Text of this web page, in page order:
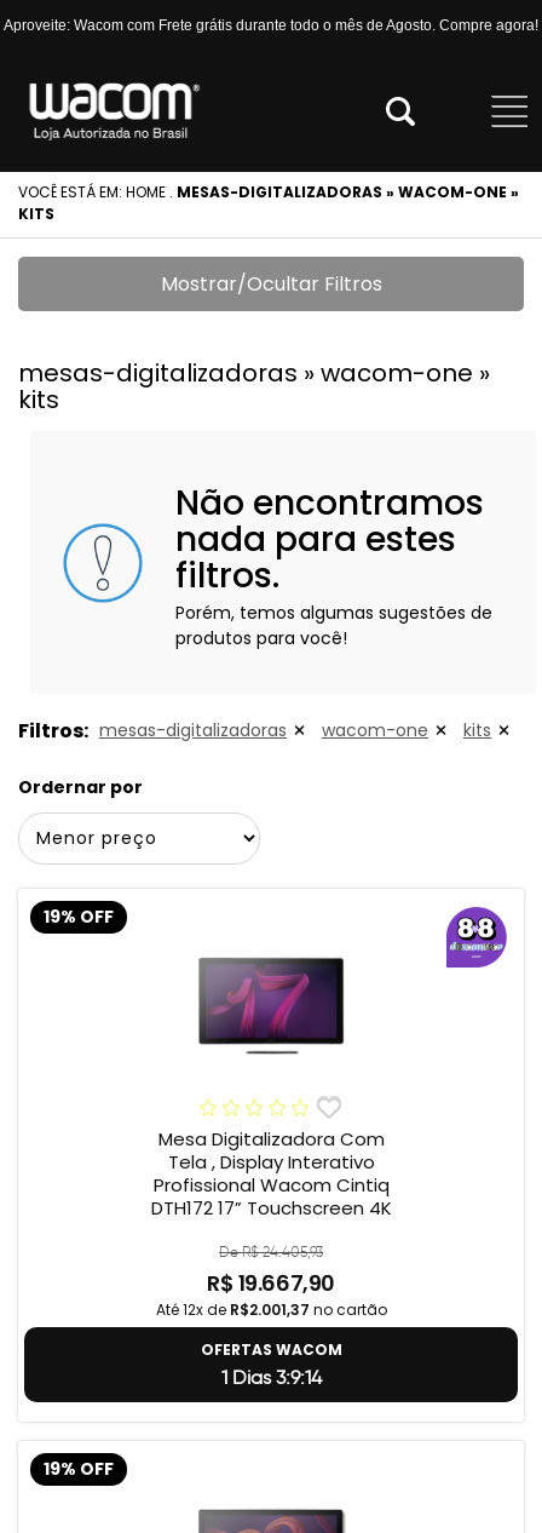
Aproveite: Wacom com Frete grátis durante todo o mês de Agosto. Compre agora!
VOCÊ ESTÁ EM: HOME . MESAS-DIGITALIZADORAS » WACOM-ONE »
KITS
Mostrar/Ocultar Filtros
mesas-digitalizadoras » wacom-one »
kits
Não encontramos
nada para estes
filtros.
Porém, temos algumas sugestões de
produtos para você!
Filtros: mesas-digitalizadoras wacom-one kits
Ordernar por
19% OFF
Mesa Digitalizadora Com
Tela , Display Interativo
Profissional Wacom Cintiq
DTH172 17” Touchscreen 4K
De R$ 24.405,93
R$ 19.667,90
Até 12x de R$2.001,37 no cartão
OFERTAS WACOM
1 Dias 3:9:13
19% OFF